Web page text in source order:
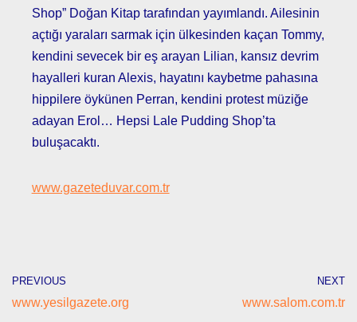
Shop” Doğan Kitap tarafından yayımlandı. Ailesinin
açtığı yaraları sarmak için ülkesinden kaçan Tommy,
kendini sevecek bir eş arayan Lilian, kansız devrim
hayalleri kuran Alexis, hayatını kaybetme pahasına
hippilere öykünen Perran, kendini protest müziğe
adayan Erol… Hepsi Lale Pudding Shop’ta
buluşacaktı.
www.gazeteduvar.com.tr
PREVIOUS
www.yesilgazete.org
NEXT
www.salom.com.tr